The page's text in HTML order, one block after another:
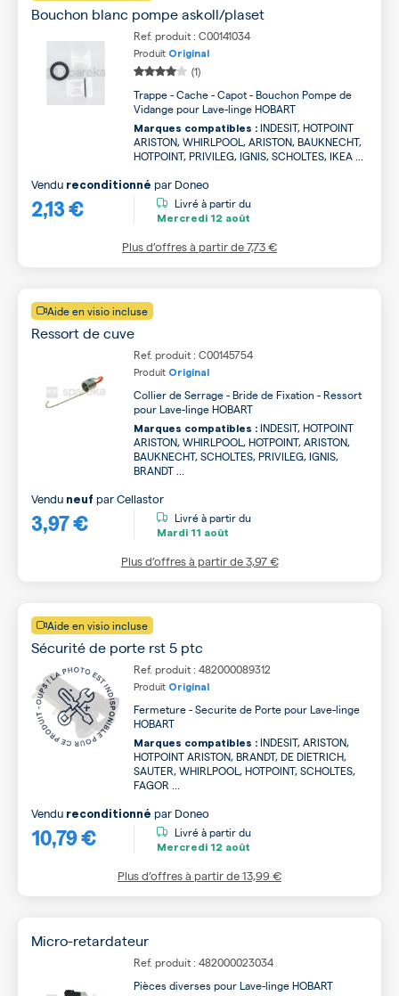
Bouchon blanc pompe askoll/plaset
Ref. produit : C00141034
Produit Original
(1)
Trappe - Cache - Capot - Bouchon Pompe de
Vidange pour Lave-linge HOBART
Marques compatibles : INDESIT, HOTPOINT
ARISTON, WHIRLPOOL, ARISTON, BAUKNECHT,
HOTPOINT, PRIVILEG, IGNIS, SCHOLTES, IKEA ...
2,13 €
Vendu reconditionné par Doneo
Livré à partir du
Mercredi 12 août
Plus d’offres à partir de7,73 €
Aide en visio incluse
Ressort de cuve
Ref. produit : C00145754
Produit Original
Collier de Serrage - Bride de Fixation - Ressort
pour Lave-linge HOBART
Marques compatibles : INDESIT, HOTPOINT
ARISTON, WHIRLPOOL, HOTPOINT, ARISTON,
BAUKNECHT, SCHOLTES, PRIVILEG, IGNIS,
BRANDT ...
3,97 €
Vendu neuf parCellastor
Livré à partir du
Mardi 11 août
Plus d’offres à partir de3,97 €
Aide en visio incluse
Sécurité de porte rst 5 ptc
Ref. produit : 482000089312
Produit Original
Fermeture - Securite de Porte pour Lave-linge
HOBART
Marques compatibles : INDESIT, ARISTON,
HOTPOINT ARISTON, BRANDT, DE DIETRICH,
SAUTER, WHIRLPOOL, HOTPOINT, SCHOLTES,
FAGOR ...
10,79 €
Vendu reconditionné par Doneo
Livré à partir du
Mercredi 12 août
Plus d’offres à partir de13,99 €
Micro-retardateur
Ref. produit : 482000023034
Pièces diverses pour Lave-linge HOBART